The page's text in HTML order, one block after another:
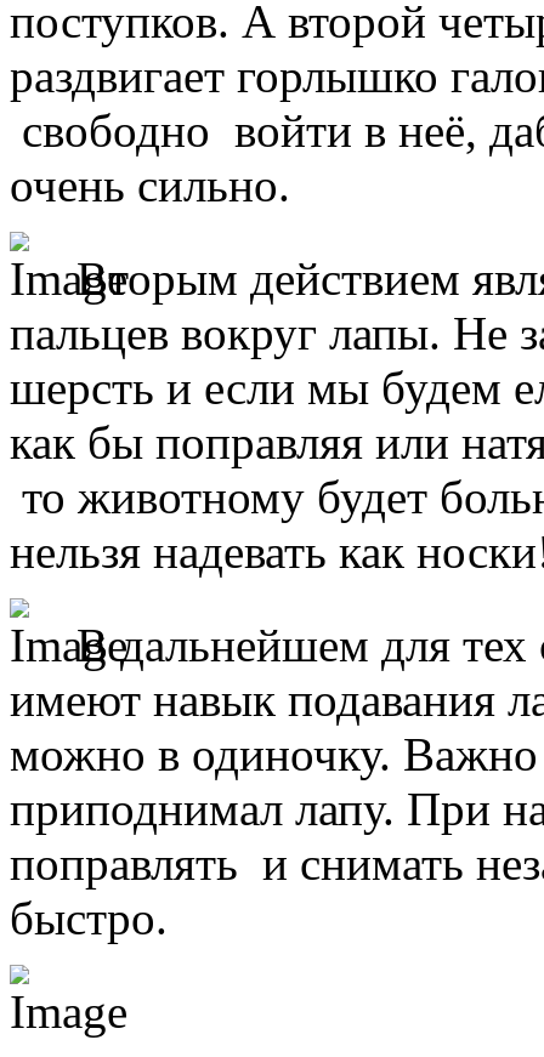
поступков. А второй
раздвигает горлышко
свободно войти в неё,
очень сильно.
Вторым действием
пальцев вокруг лапы. Не
шерсть и если мы будем
как бы поправляя или
то животному будет
нельзя надевать как
В дальнейшем для тех
имеют навык подавания
можно в одиночку.
приподнимал лапу. При
поправлять и снимать
быстро.